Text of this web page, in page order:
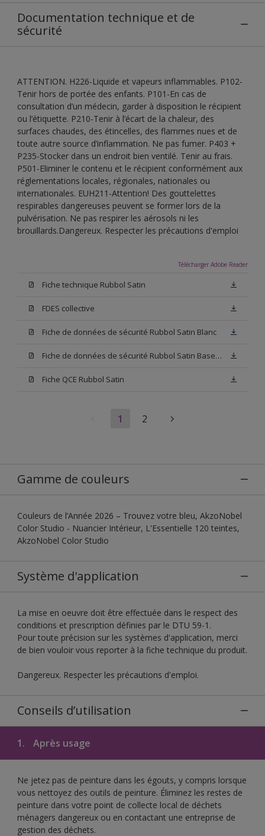
Documentation technique et de
sécurité
ATTENTION. H226-Liquide et vapeurs inflammables. P102-
Tenir hors de portée des enfants. P101-En cas de
consultation d’un médecin, garder à disposition le récipient
ou l’étiquette. P210-Tenir à l’écart de la chaleur, des
surfaces chaudes, des étincelles, des flammes nues et de
toute autre source d’inflammation. Ne pas fumer. P403 +
P235-Stocker dans un endroit bien ventilé. Tenir au frais.
P501-Eliminer le contenu et le récipient conformément aux
réglementations locales, régionales, nationales ou
internationales. EUH211-Attention! Des gouttelettes
respirables dangereuses peuvent se former lors de la
pulvérisation. Ne pas respirer les aérosols ni les
brouillards.Dangereux. Respecter les précautions d'emploi
Télécharger Adobe Reader
Fiche technique Rubbol Satin
FDES collective
Fiche de données de sécurité Rubbol Satin Blanc
Fiche de données de sécurité Rubbol Satin Base W05
Fiche QCE Rubbol Satin
1 2
Gamme de couleurs
Couleurs de l’Année 2026 – Trouvez votre bleu, AkzoNobel
Color Studio - Nuancier Intérieur, L'Essentielle 120 teintes,
AkzoNobel Color Studio
Système d'application
La mise en oeuvre doit être effectuée dans le respect des
conditions et prescription définies par le DTU 59-1.
Pour toute précision sur les systèmes d'application, merci
de bien vouloir vous reporter à la fiche technique du produit.
Dangereux. Respecter les précautions d'emploi.
Conseils d’utilisation
1. Après usage
Ne jetez pas de peinture dans les égouts, y compris lorsque
vous nettoyez des outils de peinture. Éliminez les restes de
peinture dans votre point de collecte local de déchets
ménagers dangereux ou en contactant une entreprise de
gestion des déchets.